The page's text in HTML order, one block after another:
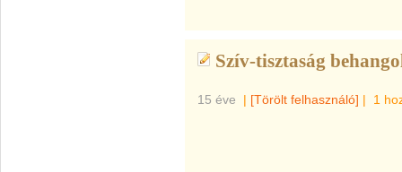
Szív-tisztaság
15 éve | [Törölt felhasználó] | 1